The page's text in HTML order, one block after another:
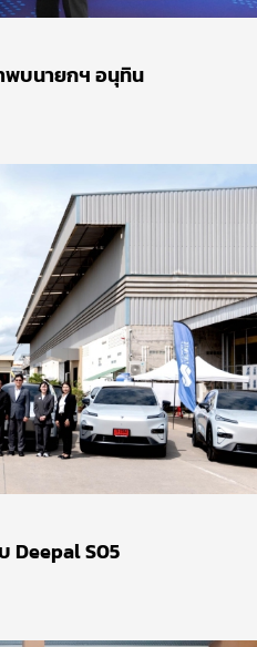
พบนายกฯ อนุทิน
Deepal S05